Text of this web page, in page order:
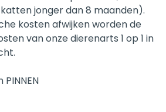
jonger dan 8 maanden).
kosten afwijken worden de
van onze dierenarts 1 op 1 in